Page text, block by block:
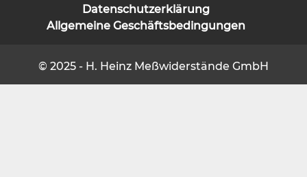
Datenschutzerklärung
Allgemeine Geschäftsbedingungen
© 2025 - H. Heinz Meßwiderstände GmbH